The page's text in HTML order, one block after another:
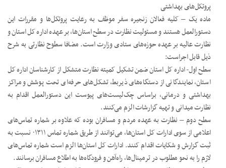
پروتکل‌های بهداشتی
ماده یک – کلیه فعالان زنجیره سفر موظف به رعایت پروتکل‌ها و مقررات این
دستورالعمل هستند و مسئولیت نظارت در سطح استان‌ها، بر عهده اداره کل استان و
نظارت عالیه بر عهده حوزه‌های ستادی وزارت است. مضافا سطوح نظارتی به شرح
ذیل قابل اجراست:
سطح اول- اداره کل استان ضمن تشکیل کمیته نظارت متشکل از کارشناسان اداره کل
استان، نمایندگانی از دستگاه‌های ذیربط، تشکل‌های حرفه‌ای تحت پوشش و مراکز
بهداشتی و درمانی، براساس چک‌لیست‌های پیوست این دستورالعمل اقدام به
نظارت میدانی و تهیه گزارشات الزم می‌کنند.
سطح دوم – نظارت به عهده مردم و مسافران بوده که علاوه بر شماره تماس‌های
اعلامی از سوی ادارات کل استان‌ها، می‌توانند از طریق شماره تماس ۰۱۳۱۱ نسبت به
ثبت گزارش و شکایات اقدام کنند. ادارات کل استان‌ها الزم است شماره تماس‌های
لازم را به نحو مطلوب در ترمینال‌ها، راه‌آهن و فرودگاه‌ها به اطلاع مسافران برسانند.